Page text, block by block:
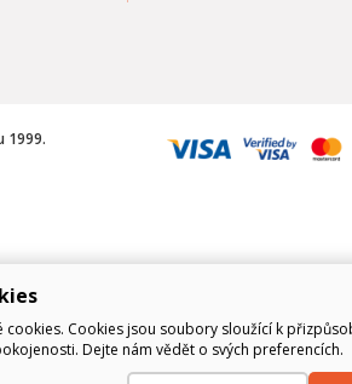
1999.
Cookies jsou soubory sloužící k
Dejte nám vědět o svých preferencích.